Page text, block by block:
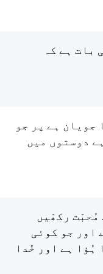
بات ہے کہ
جویان ہے پر جو
دوستوں میں
مُحبّت رکھّیں
اور جو کوئی
ہُؤا ہے اور خُدا